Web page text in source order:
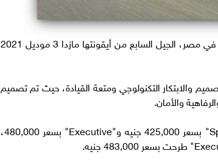
أطلقت مجموعة جي بي غبور أوتو، الوكيل الحصري لسيارات مازدا في مصر، الجيل السابع من أيقونتها مازدا 3 موديل 2021
فريدة في التصميم والابتكار التكنولوجي ومتعة القيادة، حيث تم تصميم
والأمان.
طُرحت مازدا 3 الجديدة من أربعة فئات مختلفة هي "Sport Sedan" بسعر 425,000 جنيه و"Executive" بسعر 480,000،